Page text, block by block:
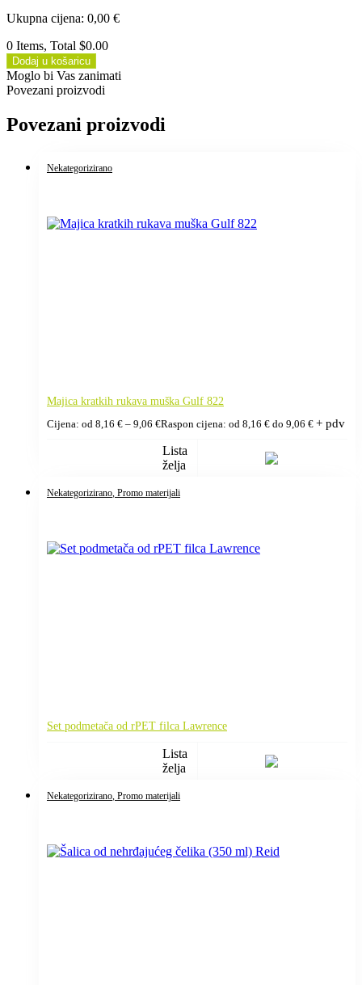
Ukupna cijena: 0,00 €
0 Items, Total $0.00
Dodaj u košaricu
Moglo bi Vas zanimati
Povezani proizvodi
Povezani proizvodi
Nekategorizirano
Majica kratkih rukava muška Gulf 822
Cijena: od 8,16 € – 9,06 €Raspon cijena: od 8,16 € do 9,06 € + pdv
Lista
želja
Nekategorizirano , Promo materijali
Set podmetača od rPET filca Lawrence
Lista
želja
Nekategorizirano , Promo materijali